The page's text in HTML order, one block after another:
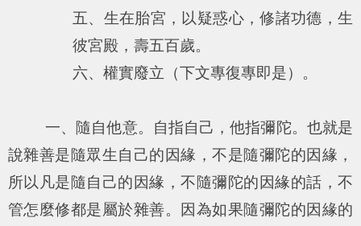
五、生在胎宮，以疑惑心，修諸功德，生
彼宮殿，壽五百歲。
六、權實廢立（下文專復專即是）。
一、隨自他意。自指自己，他指彌陀。也就是
說雜善是隨眾生自己的因緣，不是隨彌陀的因緣，
所以凡是隨自己的因緣，不隨彌陀的因緣的話，不
管怎麼修都是屬於雜善。因為如果隨彌陀的因緣的